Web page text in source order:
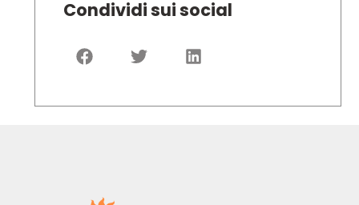
Condividi sui social